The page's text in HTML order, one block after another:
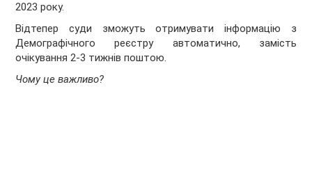
2023 року.
Відтепер суди зможуть отримувати інформацію з
Демографічного реєстру автоматично, замість
очікування 2-3 тижнів поштою.
Чому це важливо?